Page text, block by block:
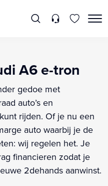
A6 e-tron
gedoe met
auto’s en
rijden. Of je nu een
auto waarbij je de
wij regelen het. Je
financieren zodat je
2dehands aanwinst.